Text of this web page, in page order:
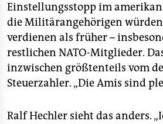
Einstellungsstopp im
die Militärangehörigen
verdienen als früher –
restlichen NATO-Mitglieder.
inzwischen größtenteils vom
Steuerzahler. „Die Amis sind
Ralf Hechler sieht das anders.